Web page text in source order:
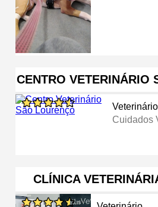
CENTRO VETERINÁRIO
Veterinário
Cuidados
CLÍNICA